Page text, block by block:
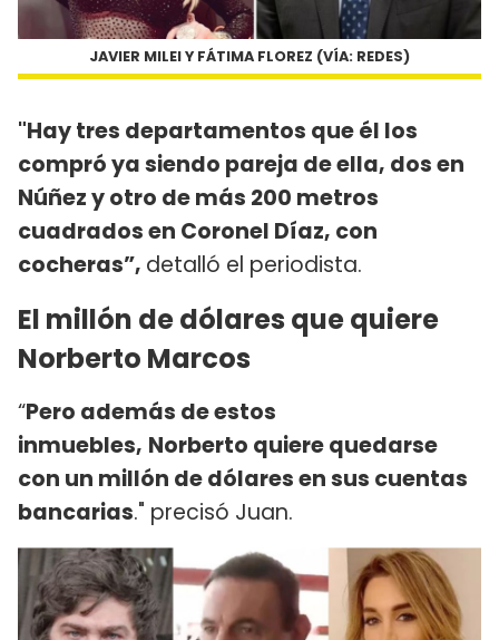
JAVIER MILEI Y FÁTIMA FLOREZ (VÍA: REDES)
"Hay tres departamentos que él los
compró ya siendo pareja de ella, dos en
Núñez y otro de más 200 metros
cuadrados en Coronel Díaz, con
cocheras”, detalló el periodista.
El millón de dólares que quiere
Norberto Marcos
“Pero además de estos
inmuebles, Norberto quiere quedarse
con un millón de dólares en sus cuentas
bancarias." precisó Juan.